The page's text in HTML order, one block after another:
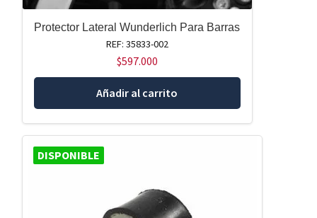
Protector Lateral Wunderlich Para Barras
REF: 35833-002
$597.000
Añadir al carrito
DISPONIBLE